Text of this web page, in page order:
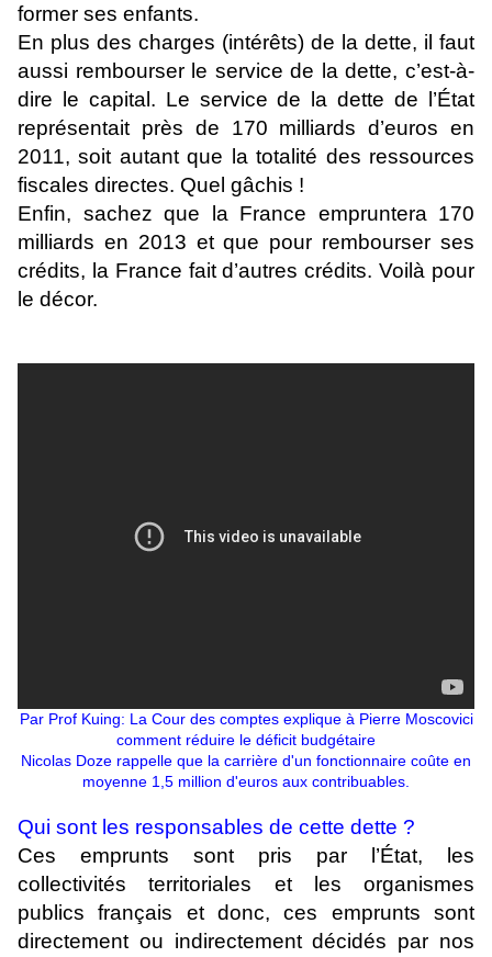
former ses enfants.
En plus des charges (intérêts) de la dette, il faut
aussi rembourser le service de la dette, c’est-à-
dire le capital. Le service de la dette de l’État
représentait près de 170 milliards d’euros en
2011, soit autant que la totalité des ressources
fiscales directes. Quel gâchis !
Enfin, sachez que la France empruntera 170
milliards en 2013 et que pour rembourser ses
crédits, la France fait d’autres crédits. Voilà pour
le décor.
Par Prof Kuing: La Cour des comptes explique à Pierre Moscovici
comment réduire le déficit budgétaire
Nicolas Doze rappelle que la carrière d'un fonctionnaire coûte en
moyenne 1,5 million d'euros aux contribuables.
Qui sont les responsables de cette dette ?
Ces emprunts sont pris par l’État, les
collectivités territoriales et les organismes
publics français et donc, ces emprunts sont
directement ou indirectement décidés par nos